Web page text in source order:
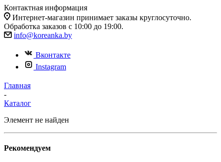
Контактная информация
Интернет-магазин принимает заказы круглосуточно.
Обработка заказов с 10:00 до 19:00.
info@koreanka.by
Вконтакте
Instagram
Главная
-
Каталог
Элемент не найден
Рекомендуем